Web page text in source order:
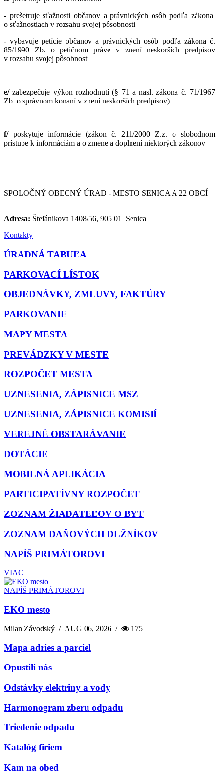
- prešetruje sťažnosti občanov a právnických osôb podľa zákona
o sťažnostiach v rozsahu svojej pôsobnosti
- vybavuje petície občanov a právnických osôb podľa zákona č.
85/1990 Zb. o petičnom práve v znení neskorších predpisov
v rozsahu svojej pôsobnosti
e/zabezpečuje výkon rozhodnutí (§ 71 a nasl. zákona č. 71/1967
Zb. o správnom konaní v znení neskorších predpisov)
f/ poskytuje informácie
(zákon č. 211/2000 Z.z. o slobodnom
prístupe k informáciám a o zmene a doplnení niektorých zákonov
SPOLOČNÝ OBECNÝ ÚRAD - MESTO SENICA A 22 OBCÍ
Adresa: Štefánikova 1408/56, 905 01 Senica
Kontakty
ÚRADNÁ TABUĽA
PARKOVACÍ LÍSTOK
OBJEDNÁVKY, ZMLUVY, FAKTÚRY
PARKOVANIE
MAPY MESTA
PREVÁDZKY V MESTE
ROZPOČET MESTA
UZNESENIA, ZÁPISNICE MSZ
UZNESENIA, ZÁPISNICE KOMISIÍ
VEREJNÉ OBSTARÁVANIE
DOTÁCIE
MOBILNÁ APLIKÁCIA
PARTICIPATÍVNY ROZPOČET
ZOZNAM ŽIADATEĽOV O BYT
ZOZNAM DAŇOVÝCH DLŽNÍKOV
NAPÍŠ PRIMÁTOROVI
VIAC
NAPÍŠ PRIMÁTOROVI
EKO mesto
Milan Závodský /AUG 06, 2026 / 175
Mapa adries a parciel
Opustili nás
Odstávky elektriny a vody
Harmonogram zberu odpadu
Triedenie odpadu
Katalóg firiem
Kam na obed